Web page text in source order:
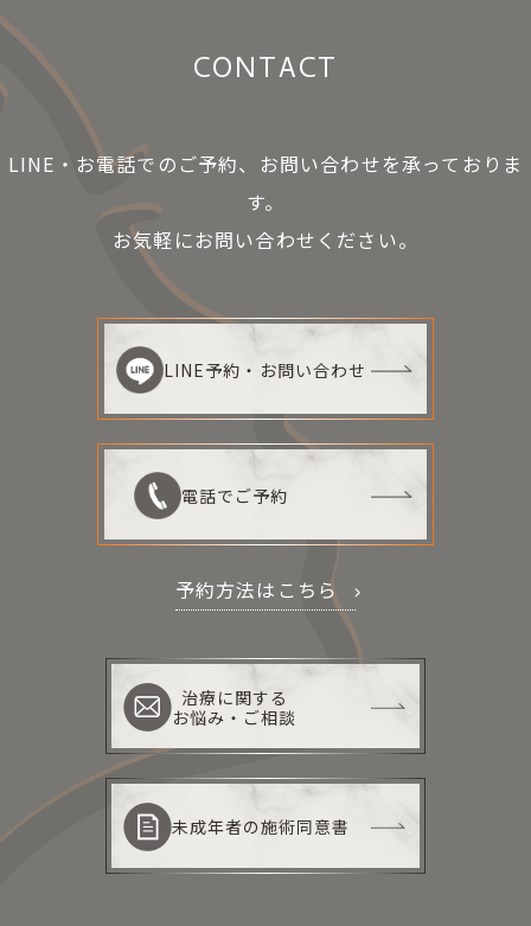
CONTACT
LINE・お電話でのご予約、お問い合わせを承っておりま
す。
お気軽にお問い合わせください。
LINE予約・お問い合わせ
電話でご予約
予約方法はこちら
治療に関する
お悩み・ご相談
未成年者の施術同意書